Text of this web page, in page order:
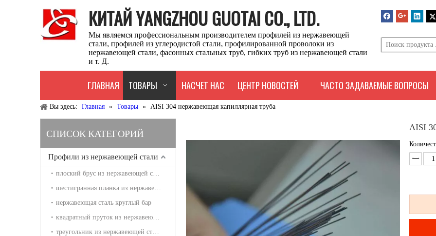
КИТАЙ YANGZHOU GUOTAI CO., LTD.
Мы являемся профессиональным производителем профилей из нержавеющей
стали, профилей из углеродистой стали, профилированной проволоки из
нержавеющей стали, фасонных стальных труб, гибких труб из нержавеющей стали
и т. Д.
ГЛАВНАЯ ТОВАРЫ НАСЧЕТ НАС ЦЕНТР НОВОСТЕЙ ЧАСТО ЗАДАВАЕМЫЕ ВОПРОСЫ
Вы здесь: Главная » Товары » AISI 304 нержавеющая капиллярная труба
СПИСОК КАТЕГОРИЙ
Профили из нержавеющей стали
плоский брус из нержавеющей стали
шестигранная планка из нержавеющей стали
нержавеющая сталь круглый бар
квадратный пруток из нержавеющей стали
треугольник из нержавеющей стали
AISI